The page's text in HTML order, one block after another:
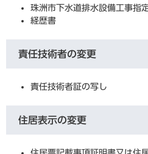
珠洲市下水道排水設備工事指
経歴書
責任技術者の変更
責任技術者証の写し
住居表示の変更